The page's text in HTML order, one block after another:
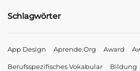
Schlagwörter
App Design Aprende.org Award
Berufsspezifisches Vokabular Bildung